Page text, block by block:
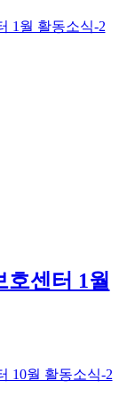
호센터 1월